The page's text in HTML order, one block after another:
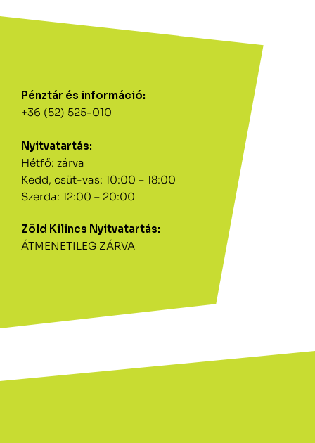
Pénztár és információ:
+36 (52) 525-010
Nyitvatartás:
Hétfő: zárva
Kedd, csüt-vas: 10:00 – 18:00
Szerda: 12:00 – 20:00
Zöld Kilincs Nyitvatartás:
ÁTMENETILEG ZÁRVA